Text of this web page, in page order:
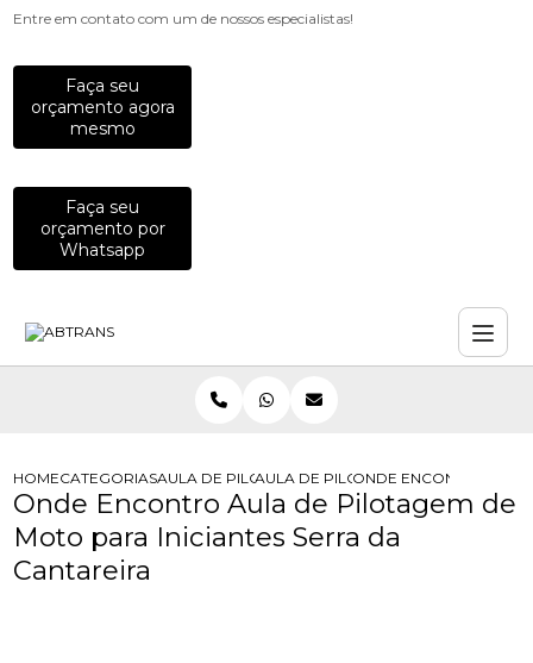
Entre em contato com um de nossos especialistas!
Faça seu
orçamento agora
mesmo
Faça seu
orçamento por
Whatsapp
HOMECATEGORIASAULA DE PILOTAGEMAULA DE PILOTAGEM DE MOTO
ONDE ENCONTRO
Onde Encontro Aula de Pilotagem de
Moto para Iniciantes Serra da
Cantareira